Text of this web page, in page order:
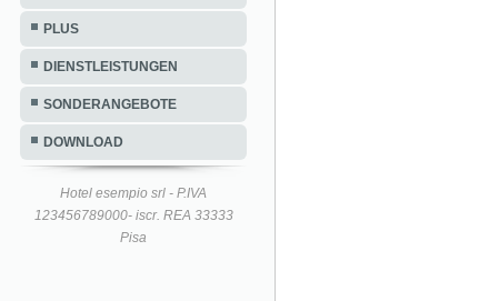
PLUS
DIENSTLEISTUNGEN
SONDERANGEBOTE
DOWNLOAD
Hotel esempio srl - P.IVA
123456789000- iscr. REA 33333
Pisa